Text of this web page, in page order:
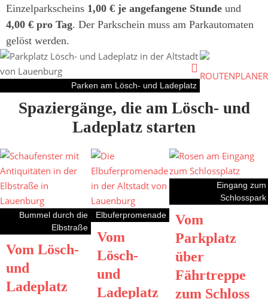
Einzelparkscheins 1,00 € je angefangene Stunde und
4,00 € pro Tag. Der Parkschein muss am Parkautomaten
gelöst werden.
Parken am Lösch- und Ladeplatz
ROUTENPLANER
Spaziergänge, die am Lösch- und
Ladeplatz starten
Bummel durch die
Elbstraße
Vom Lösch-
und
Ladeplatz
Elbuferpromenade
Vom
Lösch-
und
Ladeplatz
Eingang zum
Schlosspark
Vom
Parkplatz
über
Fährtreppe
zum Schloss